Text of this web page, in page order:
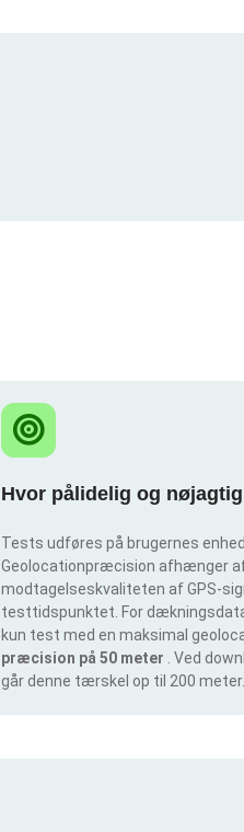
Hvor pålidelig og
Tests udføres på brugernes
Geolocationpræcision afhænger
modtagelseskvaliteten af GPS-
testtidspunktet. For
kun test med en maksimal
præcision på 50 meter
. Ved
går denne tærskel op til 200 meter.